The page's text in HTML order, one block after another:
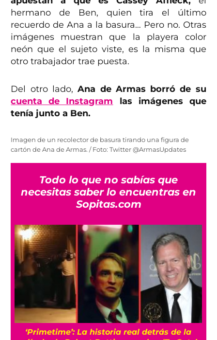
hermano de Ben, quien tira el último
recuerdo de Ana a la basura… Pero no. Otras
imágenes muestran que la playera color
neón que el sujeto viste, es la misma que
otro trabajador trae puesta.
Del otro lado,Ana de Armas borró de su
cuenta de Instagram las imágenes que
tenía junto a Ben.
Imagen de un recolector de basura tirando una figura de
cartón de Ana de Armas. / Foto: Twitter @ArmasUpdates
Todo lo que no sabías que
necesitas saber lo encuentras en
Sopitas.com
‘Primetime’: La historia real detrás de la